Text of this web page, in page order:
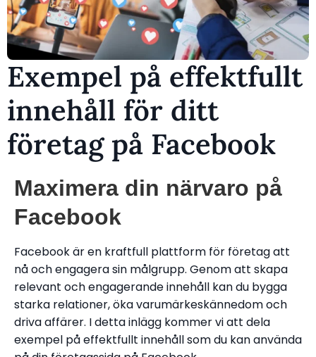
Exempel på effektfullt
innehåll för ditt
företag på Facebook
Maximera din närvaro på
Facebook
Facebook är en kraftfull plattform för företag att
nå och engagera sin målgrupp. Genom att skapa
relevant och engagerande innehåll kan du bygga
starka relationer, öka varumärkeskännedom och
driva affärer. I detta inlägg kommer vi att dela
exempel på effektfullt innehåll som du kan använda